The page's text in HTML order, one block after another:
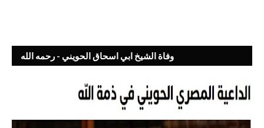
وفاة الشيخ ابي اسحاق الحويني - رحمه الله